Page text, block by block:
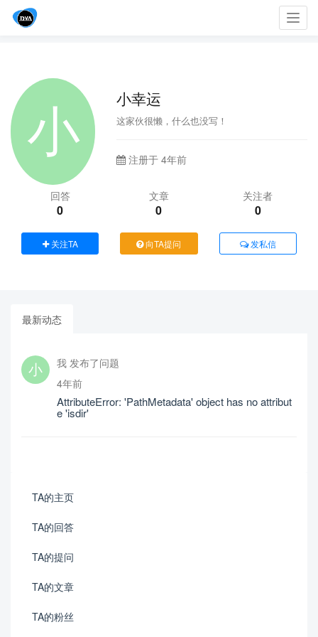
小幸运
这家伙很懒，什么也没写！
注册于 4年前
回答
0
文章
0
关注者
0
关注TA 向TA提问 发私信
最新动态
我 发布了问题
4年前
AttributeError: 'PathMetadata' object has no attribut
e 'isdir'
TA的主页
TA的回答
TA的提问
TA的文章
TA的粉丝